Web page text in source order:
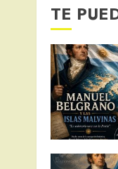
TE